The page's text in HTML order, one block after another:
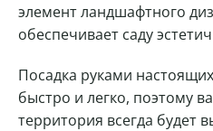
элемент ландшафтного
обеспечивает саду
Посадка руками
быстро и легко, поэтому
территория всегда будет